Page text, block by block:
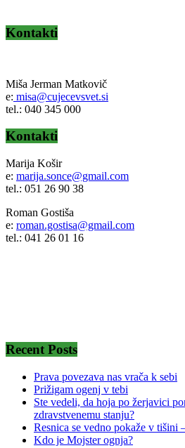
Kontakti
Miša Jerman Matkovič
e: misa@cujecevsvet.si
tel.: 040 345 000
Kontakti
Marija Košir
e: marija.sonce@gmail.com
tel.: 051 26 90 38
Roman Gostiša
e: roman.gostisa@gmail.com
tel.: 041 26 01 16
Recent Posts
Prava povezava nas vrača k sebi
Prižigam ogenj v tebi
Ste vedeli, da hoja po žerjavici
zdravstvenemu stanju?
Resnica se vedno pokaže v tišini
Kdo je Mojster ognja?